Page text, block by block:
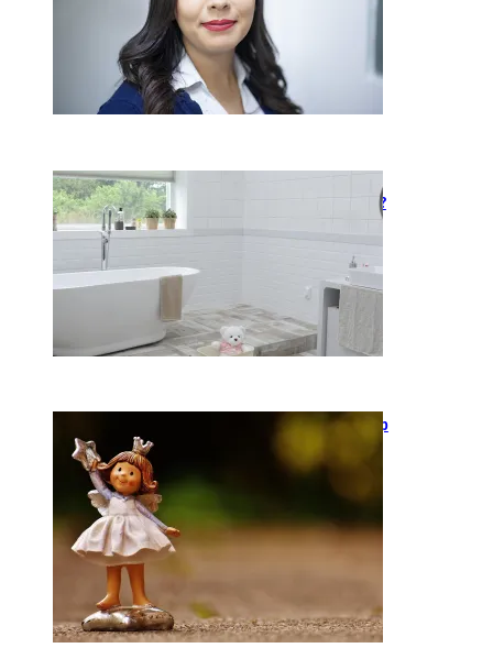
neįgaliojo vežimėliui vonią?
2026-05-12
Keramika kasdienybėje: kaip
požiūrį į namų estetiką